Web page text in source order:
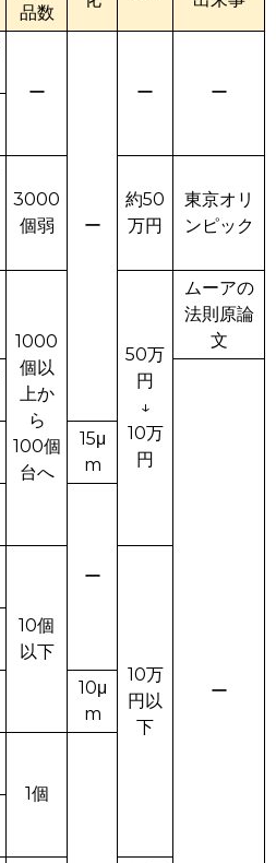
品数
ー
ー
ー
ー
3000
個弱
約50
万円
東京オリ
ンピック
1000
個以
上か
ら
100個
台へ
50万
円
↓
10万
円
ムーアの
法則原論
文
ー
15μ
m
ー
10個
以下
10万
円以
下
10μ
m
1個